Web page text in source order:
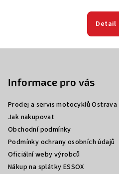
Detail
Informace pro vás
Prodej a servis motocyklů Ostrava
Jak nakupovat
Obchodní podmínky
Podmínky ochrany osobních údajů
Oficiální weby výrobců
Nákup na splátky ESSOX